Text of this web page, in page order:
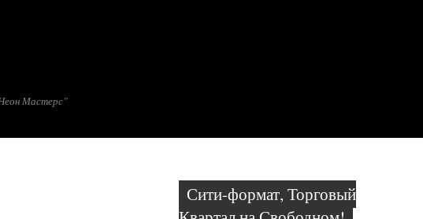
Мастерс"
Паспорт фасадов
Сити-формат, Торговый